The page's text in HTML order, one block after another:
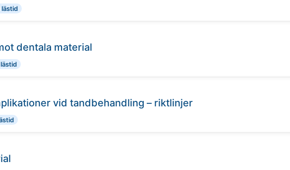
lästid
dentala material
vid tandbehandling – riktlinjer